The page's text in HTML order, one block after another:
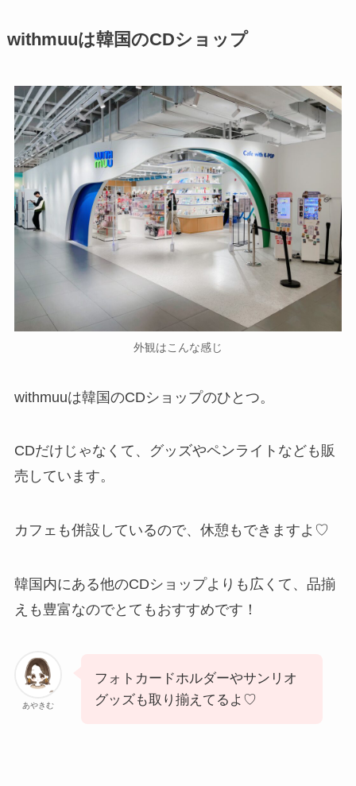
withmuuは韓国のCDショップ
外観はこんな感じ
withmuuは韓国のCDショップのひとつ。
CDだけじゃなくて、グッズやペンライトなども販
売しています。
カフェも併設しているので、休憩もできますよ♡
韓国内にある他のCDショップよりも広くて、品揃
えも豊富なのでとてもおすすめです！
あやきむ
フォトカードホルダーやサンリオ
グッズも取り揃えてるよ♡